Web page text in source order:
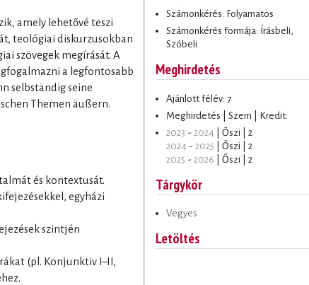
amely lehetővé teszi
teológiai diskurzusokban
szövegek megírását. A
a legfontosabb
selbständig seine
Themen äußern.
és kontextusát.
egyházi
szintjén
(pl. Konjunktiv I–II,
Számonkérés: Folyamatos
Számonkérés formája: Írásbeli,
Szóbeli
Meghirdetés
Ajánlott félév: 7
Meghirdetés | Szem | Kredit:
2023 - 2024 | Őszi | 2
2024 - 2025 | Őszi | 2
2025 - 2026 | Őszi | 2
Tárgykör
Vegyes
Letöltés